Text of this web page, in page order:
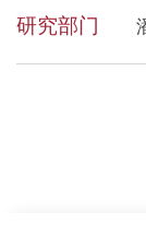
研究部门